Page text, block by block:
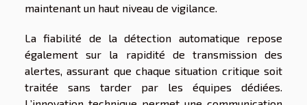
maintenant un haut niveau de vigilance.
La fiabilité de la détection automatique repose
également sur la rapidité de transmission des
alertes, assurant que chaque situation critique soit
traitée sans tarder par les équipes dédiées.